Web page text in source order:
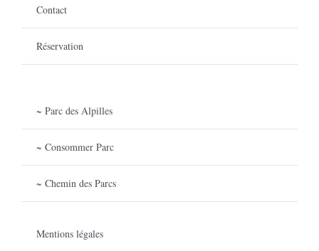
Contact
Réservation
~ Parc des Alpilles
~ Consommer Parc
~ Chemin des Parcs
Mentions légales